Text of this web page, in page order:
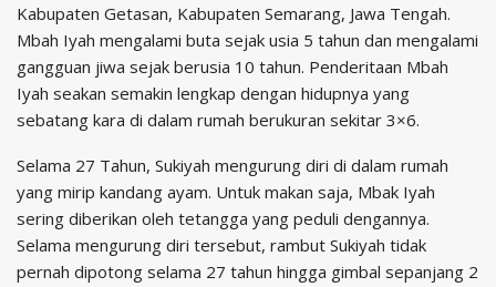
Kabupaten Getasan, Kabupaten Semarang, Jawa Tengah.
Mbah Iyah mengalami buta sejak usia 5 tahun dan mengalami
gangguan jiwa sejak berusia 10 tahun. Penderitaan Mbah
Iyah seakan semakin lengkap dengan hidupnya yang
sebatang kara di dalam rumah berukuran sekitar 3×6.
Selama 27 Tahun, Sukiyah mengurung diri di dalam rumah
yang mirip kandang ayam. Untuk makan saja, Mbak Iyah
sering diberikan oleh tetangga yang peduli dengannya.
Selama mengurung diri tersebut, rambut Sukiyah tidak
pernah dipotong selama 27 tahun hingga gimbal sepanjang 2